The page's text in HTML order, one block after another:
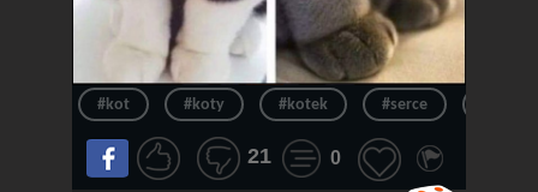
#kot #koty #kotek #serce
21 0